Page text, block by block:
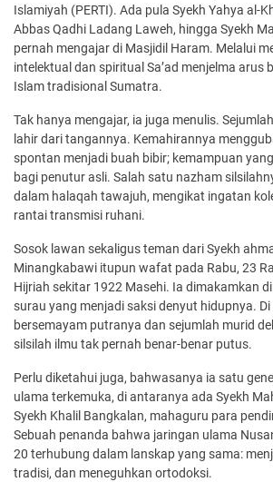
Islamiyah (PERTI). Ada pula Syekh Yahya al-
Abbas Qadhi Ladang Laweh, hingga Syekh
pernah mengajar di Masjidil Haram. Melalui
intelektual dan spiritual Sa’ad menjelma arus
Islam tradisional Sumatra.
Tak hanya mengajar, ia juga menulis.
lahir dari tangannya. Kemahirannya
spontan menjadi buah bibir; kemampuan
bagi penutur asli. Salah satu nazham
dalam halaqah tawajuh, mengikat ingatan
rantai transmisi ruhani.
Sosok lawan sekaligus teman dari Syekh
Minangkabawi itupun wafat pada Rabu, 23
Hijriah sekitar 1922 Masehi. Ia dimakamkan
surau yang menjadi saksi denyut hidupnya.
bersemayam putranya dan sejumlah murid
silsilah ilmu tak pernah benar-benar putus.
Perlu diketahui juga, bahwasanya ia satu
ulama terkemuka, di antaranya ada Syekh
Syekh Khalil Bangkalan, mahaguru para
Sebuah penanda bahwa jaringan ulama
20 terhubung dalam lanskap yang sama:
tradisi, dan meneguhkan ortodoksi.